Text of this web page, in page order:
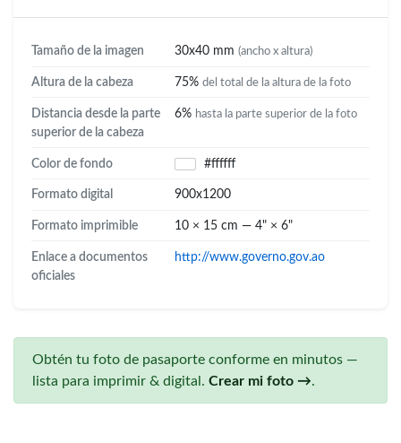
Tamaño de la imagen 30x40 mm (ancho x altura)
Altura de la cabeza 75% del total de la altura de la foto
Distancia desde la parte
superior de la cabeza
6% hasta la parte superior de la foto
Color de fondo #ffffff
Formato digital 900x1200
Formato imprimible 10 × 15 cm — 4" × 6"
Enlace a documentos
oficiales
http://www.governo.gov.ao
Obtén tu foto de pasaporte conforme en minutos —
lista para imprimir & digital. Crear mi foto →.